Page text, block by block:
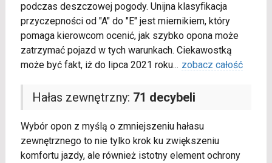
podczas deszczowej pogody. Unijna klasyfikacja
przyczepności od "A" do "E" jest miernikiem, który
pomaga kierowcom ocenić, jak szybko opona może
zatrzymać pojazd w tych warunkach. Ciekawostką
może być fakt, iż do lipca 2021 roku... zobacz całość
Hałas zewnętrzny: 71 decybeli
Wybór opon z myślą o zmniejszeniu hałasu
zewnętrznego to nie tylko krok ku zwiększeniu
komfortu jazdy, ale również istotny element ochrony